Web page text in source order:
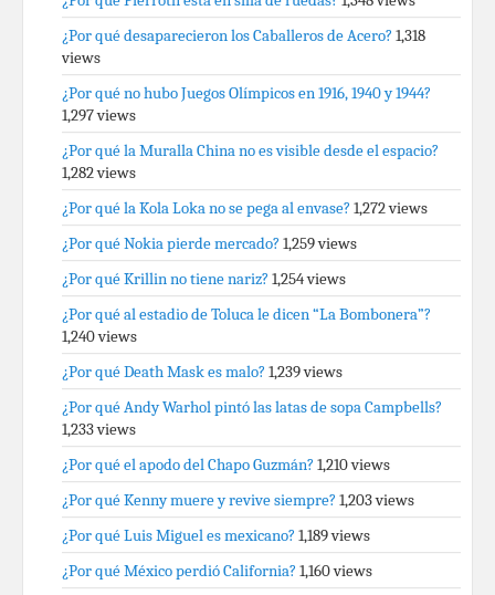
¿Por qué desaparecieron los Caballeros de Acero? 1,318
views
¿Por qué no hubo Juegos Olímpicos en 1916, 1940 y 1944?
1,297 views
¿Por qué la Muralla China no es visible desde el espacio?
1,282 views
¿Por qué la Kola Loka no se pega al envase? 1,272 views
¿Por qué Nokia pierde mercado? 1,259 views
¿Por qué Krillin no tiene nariz? 1,254 views
¿Por qué al estadio de Toluca le dicen “La Bombonera”?
1,240 views
¿Por qué Death Mask es malo? 1,239 views
¿Por qué Andy Warhol pintó las latas de sopa Campbells?
1,233 views
¿Por qué el apodo del Chapo Guzmán? 1,210 views
¿Por qué Kenny muere y revive siempre? 1,203 views
¿Por qué Luis Miguel es mexicano? 1,189 views
¿Por qué México perdió California? 1,160 views